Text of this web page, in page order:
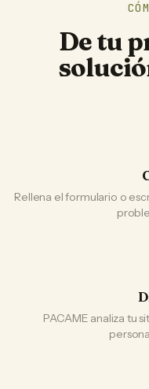
De tu
Rellena el formulario o
PACAME analiza tu